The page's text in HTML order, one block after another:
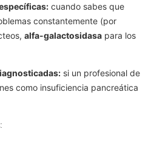
cuando sabes que
constantemente (por
alfa-galactosidasa para los
si un profesional de
como insuficiencia pancreática